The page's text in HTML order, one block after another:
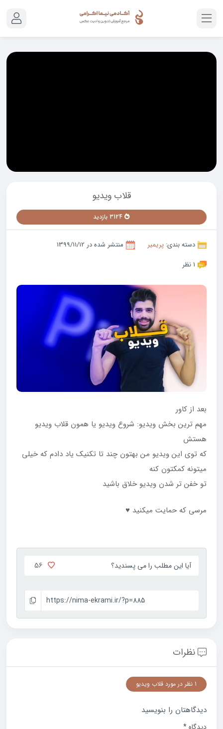
قلاب ویدیو
دسته بندی: پریمیر
منتشر شده در 1399/11/12
1 نظر
بعد از کاور
مهم ترین بخش ویدیو: شروع ویدیو یا همون قلاب ویدیو
هستش
که توی این ویدیو من بهتون چند تا تکنیک یاد دادم که خیلی
میتونه کمکتون کنه
تو خفن تر شدن ویدیو خلاق باشید
مرسی که حمایت میکنید ♥
آیا این مطلب را می پسندید؟ 56
https://nima-ekrami.ir/?p=885
نظرات
1 نظر در مورد قلاب ویدیو
دیدگاهتان را بنویسید